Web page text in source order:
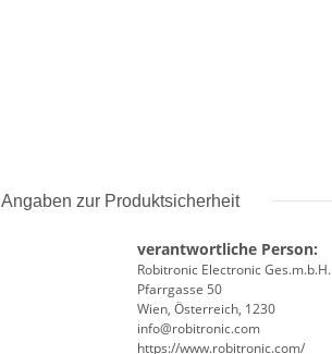
Angaben zur Produktsicherheit
verantwortliche Person:
Robitronic Electronic Ges.m.b.H.
Pfarrgasse 50
Wien, Österreich, 1230
info@robitronic.com
https://www.robitronic.com/